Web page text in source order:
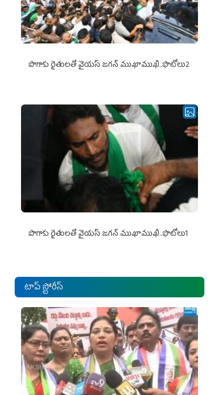
పొగాకు రైతుల‌తో వైయ‌స్ జ‌గ‌న్ ముఖాముఖి..ఫొటోలు2
పొగాకు రైతుల‌తో వైయ‌స్ జ‌గ‌న్ ముఖాముఖి..ఫొటోలు1
టాప్ స్టోరీస్